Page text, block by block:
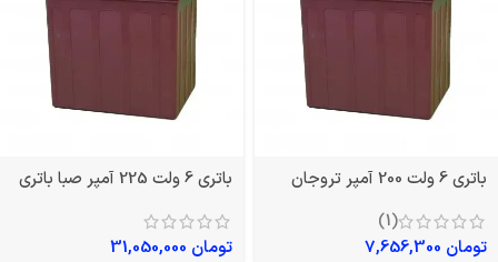
باتری 6 ولت 200 آمپر تروجان
(1)
تومان
باتری 6 ولت 225 آمپر صبا باتری
تومان